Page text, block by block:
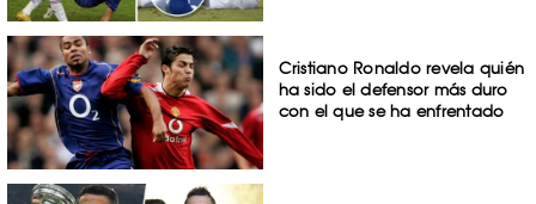
Cristiano Ronaldo revela quién
ha sido el defensor más duro
con el que se ha enfrentado